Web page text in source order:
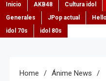
Inicio AKB48 Cultura idol
Generales
JPop actual
idol 70s
idol 80s
Home
Ánime News